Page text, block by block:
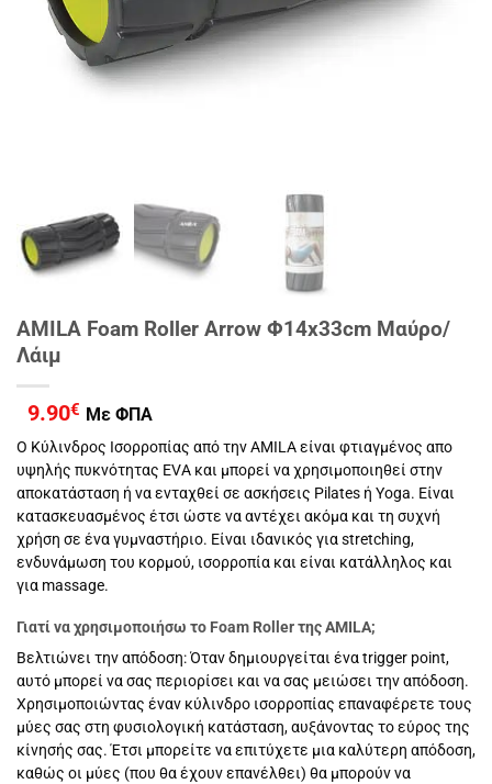
AMILA Foam Roller Arrow Φ14x33cm Μαύρο/
Λάιμ
9.90€ Με ΦΠΑ
Ο Κύλινδρος Ισορροπίας από την AMILA είναι φτιαγμένος απο
υψηλής πυκνότητας EVA και μπορεί να χρησιμοποιηθεί στην
αποκατάσταση ή να ενταχθεί σε ασκήσεις Pilates ή Yoga. Είναι
κατασκευασμένος έτσι ώστε να αντέχει ακόμα και τη συχνή
χρήση σε ένα γυμναστήριο. Είναι ιδανικός για stretching,
ενδυνάμωση του κορμού, ισορροπία και είναι κατάλληλος και
για massage.
Γιατί να χρησιμοποιήσω το Foam Roller της AMILA;
Βελτιώνει την απόδοση: Όταν δημιουργείται ένα trigger point,
αυτό μπορεί να σας περιορίσει και να σας μειώσει την απόδοση.
Χρησιμοποιώντας έναν κύλινδρο ισορροπίας επαναφέρετε τους
μύες σας στη φυσιολογική κατάσταση, αυξάνοντας το εύρος της
κίνησής σας. Έτσι μπορείτε να επιτύχετε μια καλύτερη απόδοση,
καθώς οι μύες (που θα έχουν επανέλθει) θα μπορούν να